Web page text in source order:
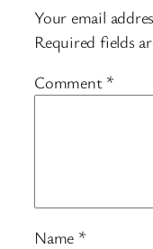
Your email
Required fields
Comment *
Name *